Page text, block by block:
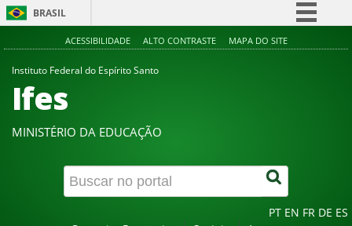
BRASIL
Simplifique!
Canais
ACESSIBILIDADE ALTO CONTRASTE MAPA DO SITE
Instituto Federal do Espírito Santo
Ifes
MINISTÉRIO DA EDUCAÇÃO
PT EN FR DE ES